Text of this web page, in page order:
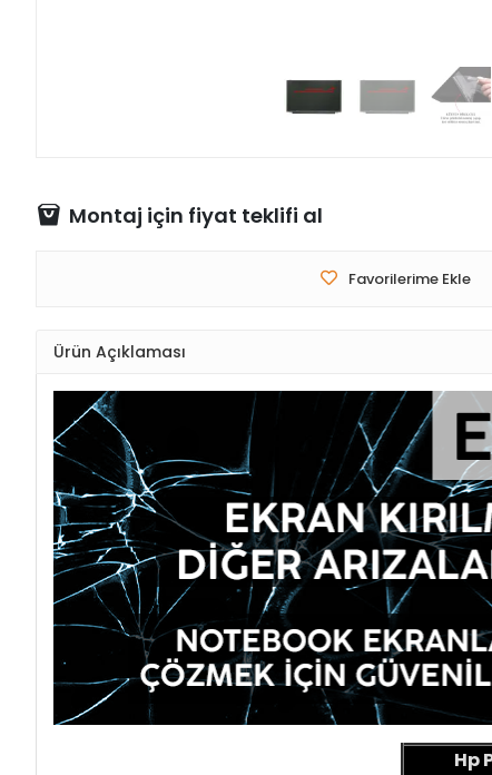
Montaj için fiyat teklifi al
Favorilerime Ekle
Ürün Açıklaması
Hp